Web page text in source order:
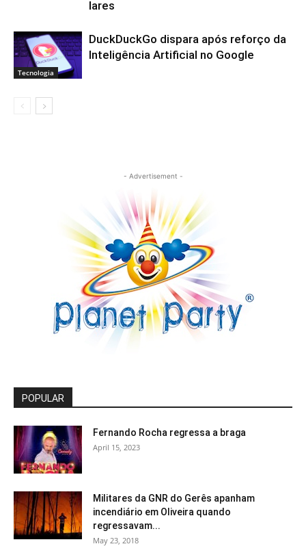
lares
Tecnologia
DuckDuckGo dispara após reforço da
Inteligência Artificial no Google
- Advertisement -
POPULAR
Fernando Rocha regressa a braga
April 15, 2023
Militares da GNR do Gerês apanham
incendiário em Oliveira quando
regressavam...
May 23, 2018